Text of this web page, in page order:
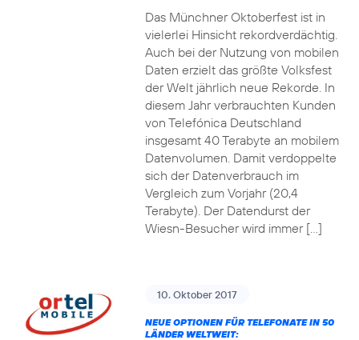
Das Münchner Oktoberfest ist in
vielerlei Hinsicht rekordverdächtig.
Auch bei der Nutzung von mobilen
Daten erzielt das größte Volksfest
der Welt jährlich neue Rekorde. In
diesem Jahr verbrauchten Kunden
von Telefónica Deutschland
insgesamt 40 Terabyte an mobilem
Datenvolumen. Damit verdoppelte
sich der Datenverbrauch im
Vergleich zum Vorjahr (20,4
Terabyte). Der Datendurst der
Wiesn-Besucher wird immer […]
10. Oktober 2017
NEUE OPTIONEN FÜR TELEFONATE IN 50
LÄNDER WELTWEIT: